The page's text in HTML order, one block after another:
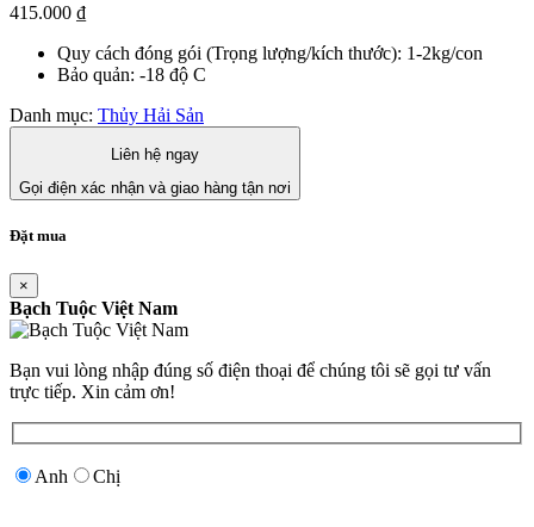
415.000 ₫
Quy cách đóng gói (Trọng lượng/kích thước): 1-2kg/con
Bảo quản: -18 độ C
Danh mục: Thủy Hải Sản
Liên hệ ngay
Gọi điện xác nhận và giao hàng tận nơi
Đặt mua
×
Bạch Tuộc Việt Nam
Bạn vui lòng nhập đúng số điện thoại để chúng tôi sẽ gọi tư vấn
trực tiếp. Xin cảm ơn!
Anh Chị